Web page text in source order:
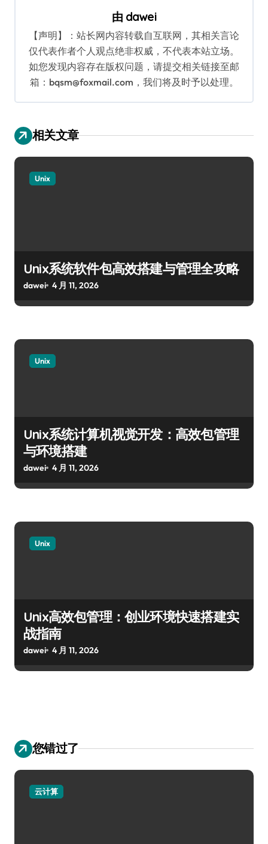
由 dawei
【声明】：站长网内容转载自互联网，其相关言论
仅代表作者个人观点绝非权威，不代表本站立场。
如您发现内容存在版权问题，请提交相关链接至邮
箱：bqsm@foxmail.com，我们将及时予以处理。
相关文章
Unix
Unix系统软件包高效搭建与管理全攻略
dawei 4 月 11, 2026
Unix
Unix系统计算机视觉开发：高效包管理
与环境搭建
dawei 4 月 11, 2026
Unix
Unix高效包管理：创业环境快速搭建实
战指南
dawei 4 月 11, 2026
您错过了
云计算